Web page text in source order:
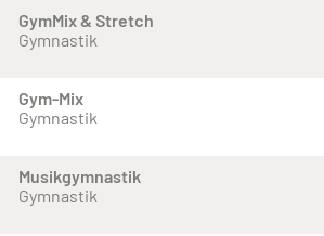
GymMix & Stretch
Gymnastik
Gym-Mix
Gymnastik
Musikgymnastik
Gymnastik